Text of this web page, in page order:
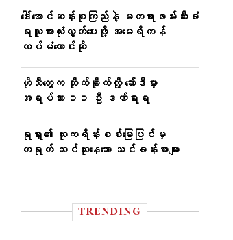
ဒေါ်အောင်ဆန်းစုကြည်နဲ့ မတရားဖမ်းဆီးခံ
ရသူအားလုံးလွှတ်ပေးဖို့ အမေရိကန်
ထပ်မံတောင်းဆို
ဟိုသီတွေက တိုက်ခိုက်လို့ ဆော်ဒီမှာ
အရပ်သား ၁၁ ဦး ဒဏ်ရာရ
ရုရှား၏ ယူကရိန်းစစ်မြေပြင်မှ
တရုတ် သင်ယူနေသော သင်ခန်းစာများ
TRENDING